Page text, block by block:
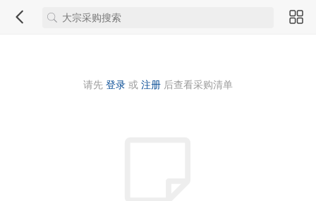
请先 登录 或 注册 后查看采购清单